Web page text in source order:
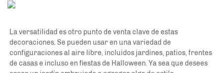
La versatilidad es otro punto de venta clave de estas
decoraciones. Se pueden usar en una variedad de
configuraciones al aire libre, incluidos jardines, patios, frentes
de casas e incluso en fiestas de Halloween. Ya sea que desees